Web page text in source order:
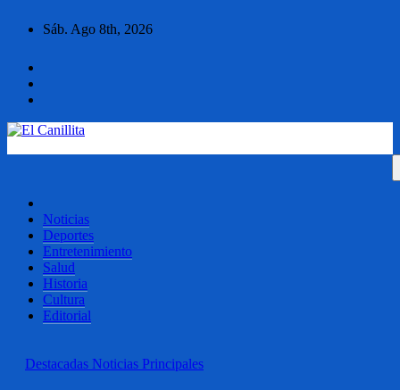
Sáb. Ago 8th, 2026
Noticias
Deportes
Entretenimiento
Salud
Historia
Cultura
Editorial
Destacadas Noticias Principales